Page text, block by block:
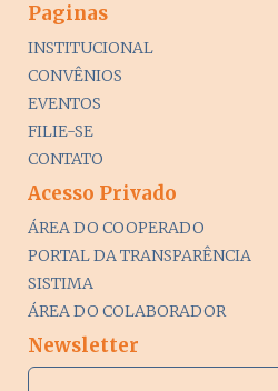
Paginas
INSTITUCIONAL
CONVÊNIOS
EVENTOS
FILIE-SE
CONTATO
Acesso Privado
ÁREA DO COOPERADO
PORTAL DA TRANSPARÊNCIA
SISTIMA
ÁREA DO COLABORADOR
Newsletter